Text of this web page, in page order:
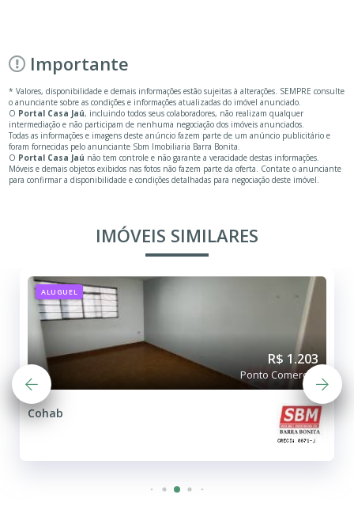
Importante
* Valores, disponibilidade e demais informações estão sujeitas à alterações. SEMPRE consulte
o anunciante sobre as condições e informações atualizadas do imóvel anunciado.
O Portal Casa Jaú, incluindo todos seus colaboradores, não realizam qualquer
intermediação e não participam de nenhuma negociação dos imóveis anunciados.
Todas as informações e imagens deste anúncio fazem parte de um anúncio publicitário e
foram fornecidas pelo anunciante Sbm Imobiliaria Barra Bonita.
O Portal Casa Jaú não tem controle e não garante a veracidade destas informações.
Móveis e demais objetos exibidos nas fotos não fazem parte da oferta. Contate o anunciante
para confirmar a disponibilidade e condições detalhadas para negociação deste imóvel.
IMÓVEIS SIMILARES
ALUGUEL
R$ 1.203
Ponto Comercial
Cohab